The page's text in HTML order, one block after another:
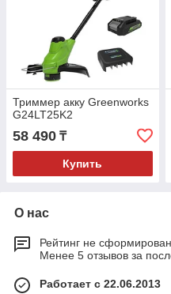
Триммер акку Greenworks
G24LT25K2
58 490 ₸
Купить
О нас
Рейтинг не сформирован
Менее 5 отзывов за
Работает с 22.06.2013